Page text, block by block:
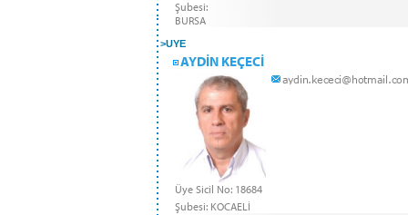
Şubesi:
BURSA
>UYE
AYDİN KEÇECİ
Üye Sicil No: 18684
Şubesi: KOCAELİ